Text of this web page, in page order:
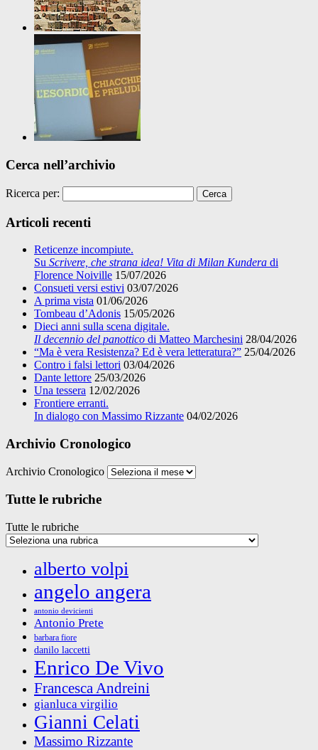
Cerca nell’archivio
Ricerca per:
Articoli recenti
Reticenze incompiute.
Su Scrivere, che strana idea! Vita di Milan Kundera di
Florence Noiville 15/07/2026
Consueti versi estivi 03/07/2026
A prima vista 01/06/2026
Tombeau d’Adonis 15/05/2026
Dieci anni sulla scena digitale.
Il decennio del panottico di Matteo Marchesini 28/04/2026
“Ma è vera Resistenza? Ed è vera letteratura?” 25/04/2026
Contro i falsi lettori 03/04/2026
Dante lettore 25/03/2026
Una tessera 12/02/2026
Frontiere erranti.
In dialogo con Massimo Rizzante 04/02/2026
Archivio Cronologico
Archivio Cronologico
Tutte le rubriche
Tutte le rubriche
alberto volpi
angelo angera
antonio devicienti
Antonio Prete
barbara fiore
danilo laccetti
Enrico De Vivo
Francesca Andreini
gianluca virgilio
Gianni Celati
Massimo Rizzante